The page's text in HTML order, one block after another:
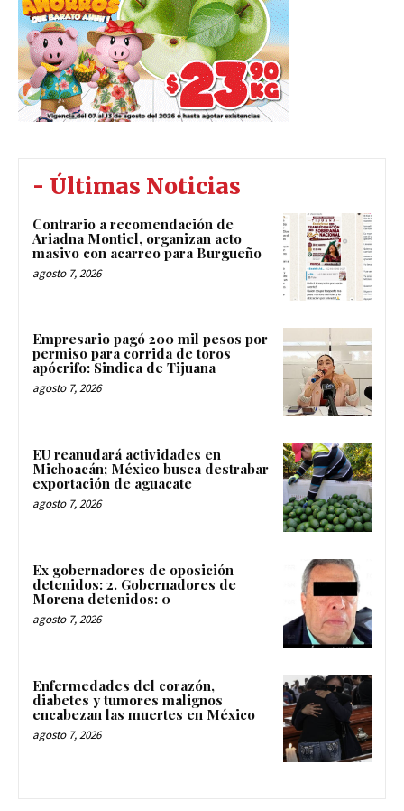
- Últimas Noticias
Contrario a recomendación de
Ariadna Montiel, organizan acto
masivo con acarreo para Burgueño
agosto 7, 2026
Empresario pagó 200 mil pesos por
permiso para corrida de toros
apócrifo: Sindica de Tijuana
agosto 7, 2026
EU reanudará actividades en
Michoacán; México busca destrabar
exportación de aguacate
agosto 7, 2026
Ex gobernadores de oposición
detenidos: 2. Gobernadores de
Morena detenidos: 0
agosto 7, 2026
Enfermedades del corazón,
diabetes y tumores malignos
encabezan las muertes en México
agosto 7, 2026